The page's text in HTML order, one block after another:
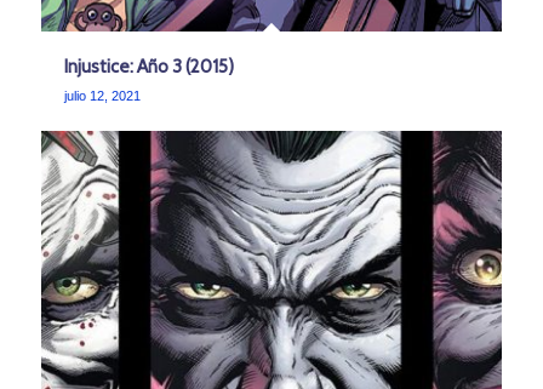
Injustice: Año 3 (2015)
julio 12, 2021